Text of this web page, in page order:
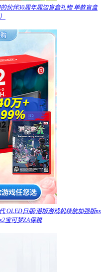
伙伴30周年周边盲盒礼物 单款盲盒
OLED日版/港版游戏机续航加强版ns
宝可梦ZA保税